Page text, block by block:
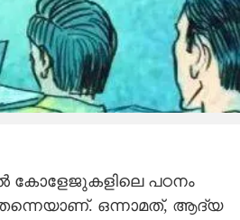
കോളേജുകളിലെ പഠനം
ഒന്നാമത്,​ ആദ്യ